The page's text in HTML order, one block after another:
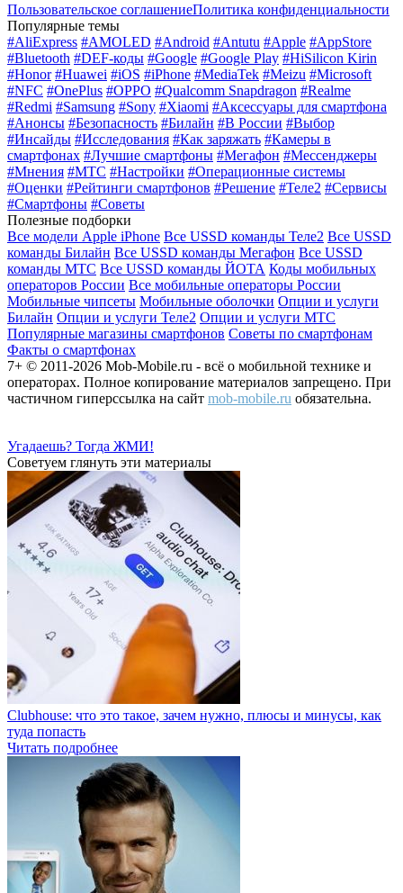
Пользовательское соглашениеПолитика конфиденциальности
Популярные темы
#AliExpress #AMOLED #Android #Antutu #Apple #AppStore
#Bluetooth #DEF-коды #Google #Google Play #HiSilicon Kirin
#Honor #Huawei #iOS #iPhone #MediaTek #Meizu #Microsoft
#NFC #OnePlus #OPPO #Qualcomm Snapdragon #Realme
#Redmi #Samsung #Sony #Xiaomi #Аксессуары для смартфона
#Анонсы #Безопасность #Билайн #В России #Выбор
#Инсайды #Исследования #Как заряжать #Камеры в
смартфонах #Лучшие смартфоны #Мегафон #Мессенджеры
#Мнения #МТС #Настройки #Операционные системы
#Оценки #Рейтинги смартфонов #Решение #Теле2 #Сервисы
#Смартфоны #Советы
Полезные подборки
Все модели Apple iPhone Все USSD команды Теле2 Все USSD
команды Билайн Все USSD команды Мегафон Все USSD
команды МТС Все USSD команды ЙОТА Коды мобильных
операторов России Все мобильные операторы России
Мобильные чипсеты Мобильные оболочки Опции и услуги
Билайн Опции и услуги Теле2 Опции и услуги МТС
Популярные магазины смартфонов Советы по смартфонам
Факты о смартфонах
7+ © 2011-2026 Mob-Mobile.ru - всё о мобильной технике и
операторах. Полное копирование материалов запрещено. При
частичном гиперссылка на сайт mob-mobile.ru обязательна.
Угадаешь? Тогда ЖМИ!
Советуем глянуть эти материалы
Clubhouse: что это такое, зачем нужно, плюсы и минусы, как
туда попасть
Читать подробнее